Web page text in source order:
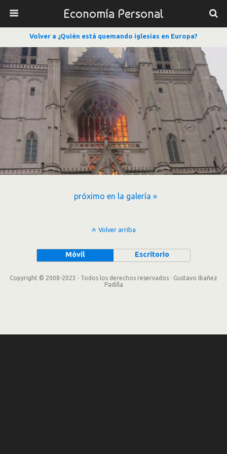
Economía Personal
Volver a ¿Quién está quemando iglesias en Europa?
próximo en la galería »
Volver arriba
Móvil Escritorio
Copyright © 2008-2023 · Todos los derechos reservados · Gustavo Ibañez
Padilla